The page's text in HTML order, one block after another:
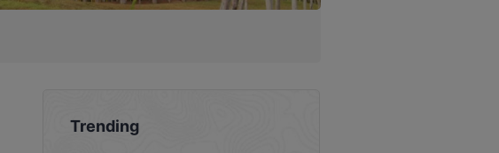
Trending